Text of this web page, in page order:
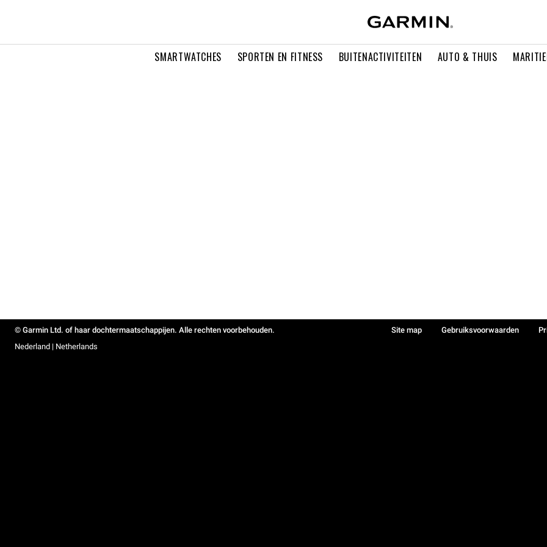
SMARTWATCHES SPORTEN EN FITNESS BUITENACTIVITEITEN AUTO & THUIS
© Garmin Ltd. of haar dochtermaatschappijen. Alle rechten voorbehouden. Site map Gebruiksvoorwaarden
Nederland | Netherlands